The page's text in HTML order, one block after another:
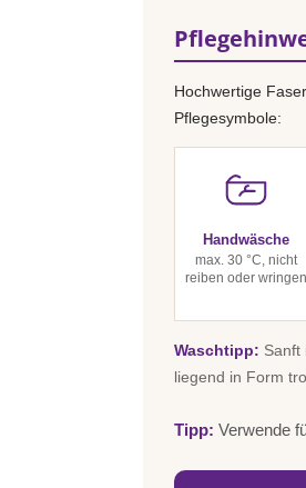
Hochwertige
Pflegesymbole:
Handwäsche
max. 30 °C, nicht
reiben oder wringen
Waschtipp: Sanft
liegend in Form
Tipp: Verwende